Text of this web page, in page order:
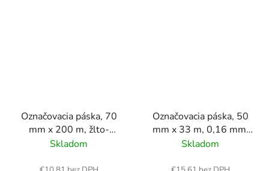
Označovacia páska, 70
mm x 200 m, žlto-
čierna
Skladom
Označovacia páska, 50
mm x 33 m, 0,16 mm,
DURABLE
Skladom